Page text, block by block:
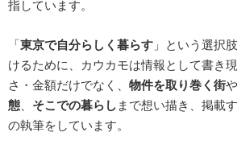
指しています。
「東京で自分らしく暮らす 」という選択
けるために、カウカモは情報として書き
さ・金額だけでなく、 物件を取り巻く街や
態、 そこでの暮らし まで想い描き、掲載
の執筆をしています。